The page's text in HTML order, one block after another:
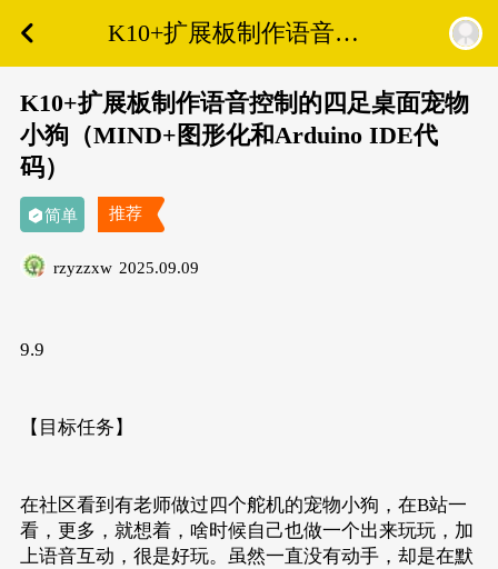
K10+扩展板制作语音控
制的四足桌面宠物小狗
（MIND+图形化和
Arduino IDE代码）
K10+扩展板制作语音控制的四足桌面宠物
小狗（MIND+图形化和Arduino IDE代
码）
简单 推荐
rzyzzxw 2025.09.09
9.9
【目标任务】
在社区看到有老师做过四个舵机的宠物小狗，在B站一
看，更多，就想着，啥时候自己也做一个出来玩玩，加
上语音互动，很是好玩。虽然一直没有动手，却是在默